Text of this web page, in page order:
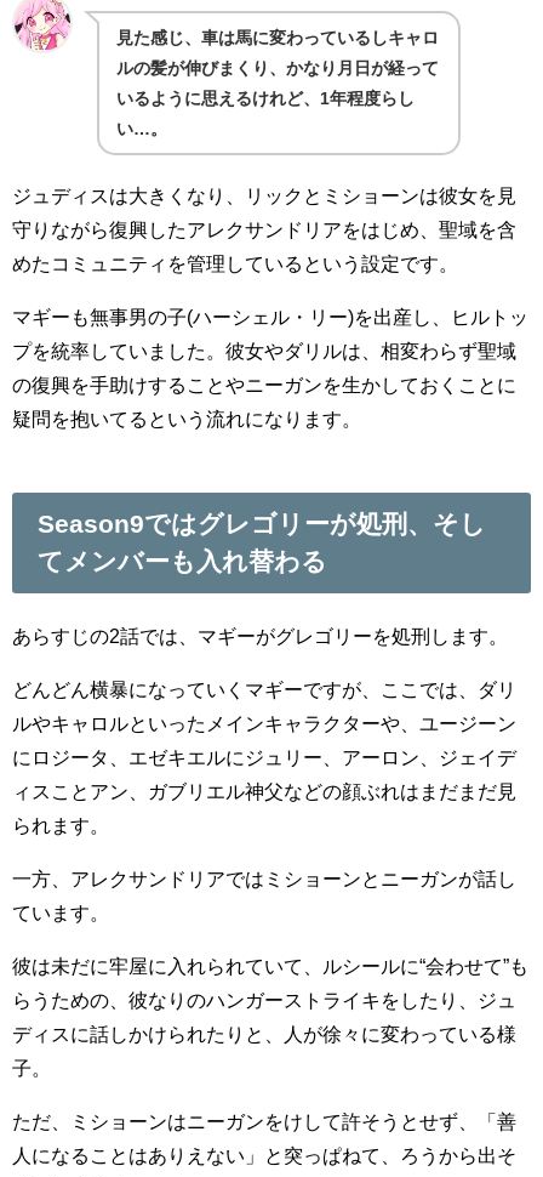
見た感じ、車は馬に変わっているしキャロ
ルの髪が伸びまくり、かなり月日が経って
いるように思えるけれど、1年程度らし
い…。
ジュディスは大きくなり、リックとミショーンは彼女を見
守りながら復興したアレクサンドリアをはじめ、聖域を含
めたコミュニティを管理しているという設定です。
マギーも無事男の子(ハーシェル・リー)を出産し、ヒルトッ
プを統率していました。彼女やダリルは、相変わらず聖域
の復興を手助けすることやニーガンを生かしておくことに
疑問を抱いてるという流れになります。
Season9ではグレゴリーが処刑、そし
てメンバーも入れ替わる
あらすじの2話では、マギーがグレゴリーを処刑します。
どんどん横暴になっていくマギーですが、ここでは、ダリ
ルやキャロルといったメインキャラクターや、ユージーン
にロジータ、エゼキエルにジュリー、アーロン、ジェイデ
ィスことアン、ガブリエル神父などの顔ぶれはまだまだ見
られます。
一方、アレクサンドリアではミショーンとニーガンが話し
ています。
彼は未だに牢屋に入れられていて、ルシールに“会わせて”も
らうための、彼なりのハンガーストライキをしたり、ジュ
ディスに話しかけられたりと、人が徐々に変わっている様
子。
ただ、ミショーンはニーガンをけして許そうとせず、「善
人になることはありえない」と突っぱねて、ろうから出そ